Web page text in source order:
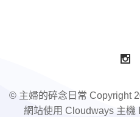
© 主婦的碎念日常 Copyright
網站使用 Cloudways 主機